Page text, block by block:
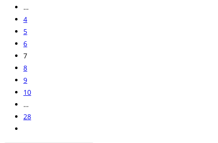
…
4
5
6
7
8
9
10
…
28